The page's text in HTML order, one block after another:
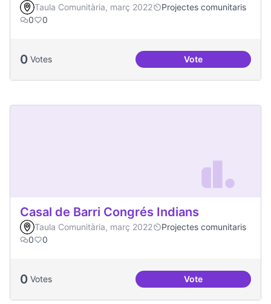
Taula Comunitària, març 2022
Projectes comunitaris
0
0
0 Votes VoteSalut Comunitària
Casal de Barri Congrés Indians
Taula Comunitària, març 2022
Projectes comunitaris
0
0
0 Votes VoteCasal de Barri